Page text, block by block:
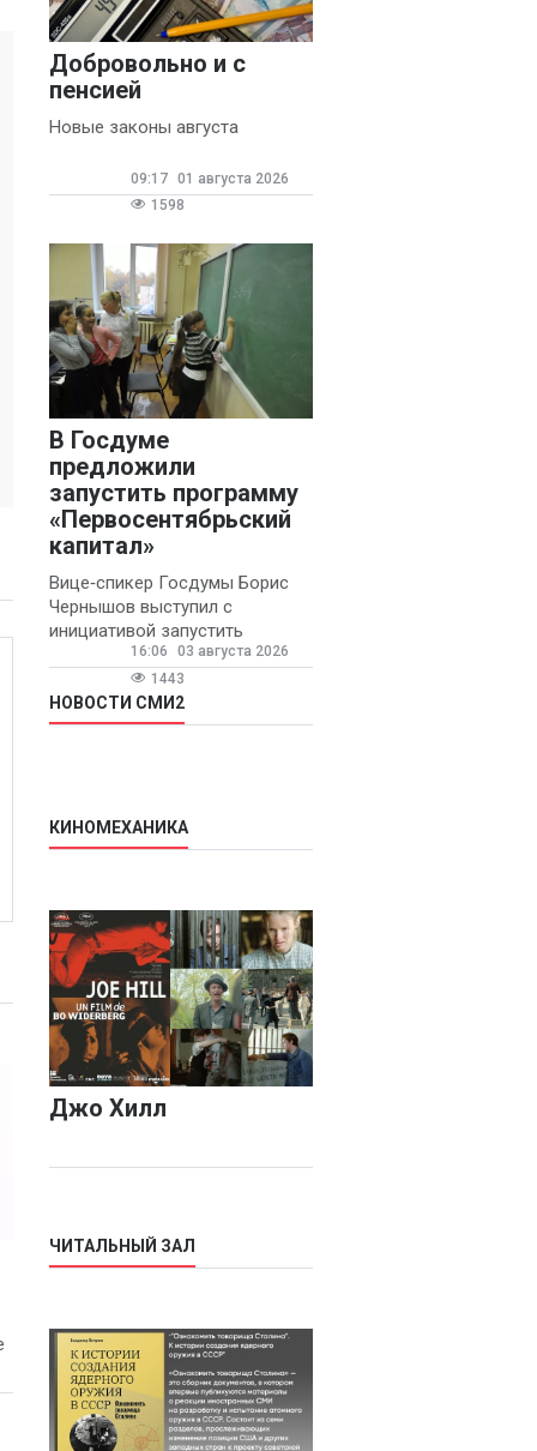
Добровольно и с
пенсией
Новые законы августа
09:17 01 августа 2026
1598
В Госдуме
предложили
запустить программу
«Первосентябрьский
капитал»
Вице‑спикер Госдумы Борис
Чернышов выступил с
инициативой запустить
ежегодную федеральную
программу
«Первосентябрьский капитал»
- она предполагает
16:06
03 августа 2026
1443
НОВОСТИ СМИ2
КИНОМЕХАНИКА
Джо Хилл
ЧИТАЛЬНЫЙ ЗАЛ